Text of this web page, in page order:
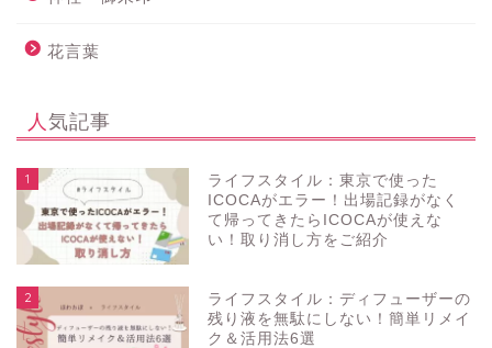
花言葉
人気記事
1
ライフスタイル：東京で使った
ICOCAがエラー！出場記録がなく
て帰ってきたらICOCAが使えな
い！取り消し方をご紹介
2
ライフスタイル：ディフューザーの
残り液を無駄にしない！簡単リメイ
ク＆活用法6選